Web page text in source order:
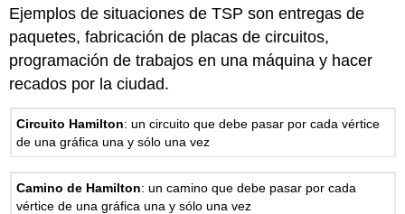
Ejemplos de situaciones de TSP son entregas de
paquetes, fabricación de placas de circuitos,
programación de trabajos en una máquina y hacer
recados por la ciudad.
Circuito Hamilton: un circuito que debe pasar por cada vértice
de una gráfica una y sólo una vez
Camino de Hamilton: un camino que debe pasar por cada
vértice de una gráfica una y sólo una vez